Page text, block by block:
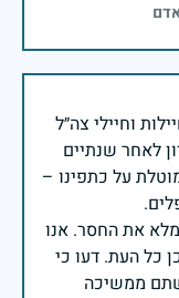
וחיילי צה״ל
לאחר שנתיים
על כתפינו –
את החסר. אנו
כל העת. דעו כי
ממשיכה